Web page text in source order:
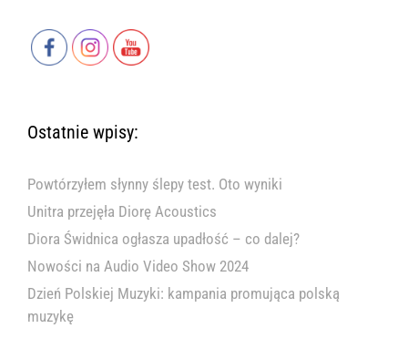
Ostatnie wpisy:
Powtórzyłem słynny ślepy test. Oto wyniki
Unitra przejęła Diorę Acoustics
Diora Świdnica ogłasza upadłość – co dalej?
Nowości na Audio Video Show 2024
Dzień Polskiej Muzyki: kampania promująca polską
muzykę